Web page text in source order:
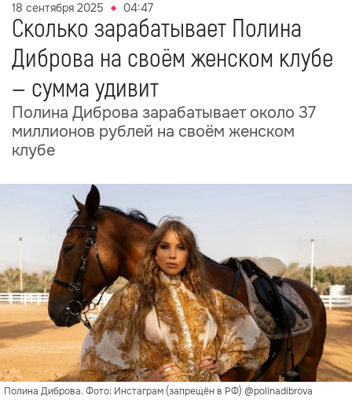
18 сентября 2025 04:47
Сколько зарабатывает Полина
Диброва на своём женском клубе
— сумма удивит
Полина Диброва зарабатывает около 37
миллионов рублей на своём женском
клубе
Полина Диброва. Фото: Инстаграм (запрещён в РФ) @polinadibrova